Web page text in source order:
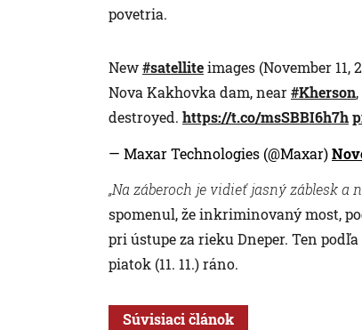
povetria.
New#satelliteimages (November
Nova Kakhovka dam, near#Kherson,
destroyed. https://t.co/msSBBI6h7h
— Maxar Technologies (@Maxar)
„Na záberoch je vidieť jasný záblesk a
spomenul, že inkriminovaný most,
pri ústupe za rieku Dneper. Ten
piatok (11. 11.) ráno.
Súvisiaci článok